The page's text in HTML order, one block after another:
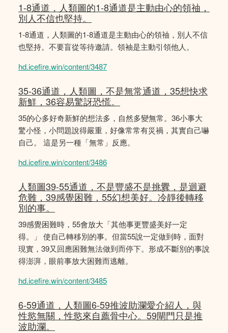
1-8通道，人類圖的1-8通道是主動由心的領䄂，
別人不信也堅持。
1-8通道，人類圖的1-8通道是主動由心的領䄂，別人不信
也堅持。不要盲從等待邀請。領袖是主動引領他人。
hd.icefire.win/content/3487
35-36通道，人類圖，不是無常通道，35想快求
新鮮，36容易驚訝恐慌。
35的心多好奇新鮮的想法多，自然多變無常。36小事大
驚小怪，小問題說得嚴重，好像常常有災禍，其實自己嚇
自己。 這是另一種「無常」反應。
hd.icefire.win/content/3486
人類圖39-55通道，不是豐盛不是挑釁，是迴避
危難，39感覺困難，55幻想美好。冷靜後轉移
別的事。
39感覺困難時，55會放大「其他事更豐盛美好一定
得。」 使自己轉移別的事。但當55說一定做到時，面對
現實，39又回應困難無法做到而停下。形成不斷別的事說
得澎湃，眼前事放大困難而逃離。
hd.icefire.win/content/3485
6-59通道，人類圖6-59推波助瀾愛介紹人，與
性慾無關，性慾來自薦骨中心。59閘門只是推
波助瀾。